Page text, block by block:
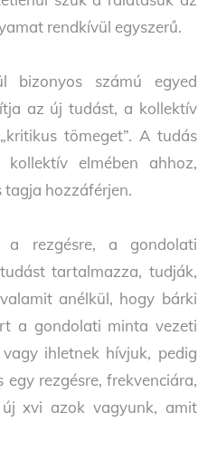
rendkívül egyszerű.
bizonyos számú egyed
az új tudást, a kollektív
tömeget”. A tudás
kollektív elmében ahhoz,
tagja hozzáférjen.
a rezgésre, a gondolati
tartalmazza, tudják,
anélkül, hogy bárki
a gondolati minta vezeti
ihletnek hívjuk, pedig
rezgésre, frekvenciára,
xvi azok vagyunk, amit